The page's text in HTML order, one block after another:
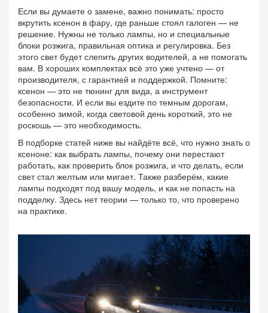
Если вы думаете о замене, важно понимать: просто
вкрутить ксенон в фару, где раньше стоял галоген — не
решение. Нужны не только лампы, но и специальные
блоки розжига, правильная оптика и регулировка. Без
этого свет будет слепить других водителей, а не помогать
вам. В хороших комплектах всё это уже учтено — от
производителя, с гарантией и поддержкой. Помните:
ксенон — это не тюнинг для вида, а инструмент
безопасности. И если вы ездите по темным дорогам,
особенно зимой, когда световой день короткий, это не
роскошь — это необходимость.
В подборке статей ниже вы найдёте всё, что нужно знать о
ксеноне: как выбрать лампы, почему они перестают
работать, как проверить блок розжига, и что делать, если
свет стал желтым или мигает. Также разберём, какие
лампы подходят под вашу модель, и как не попасть на
подделку. Здесь нет теории — только то, что проверено
на практике.